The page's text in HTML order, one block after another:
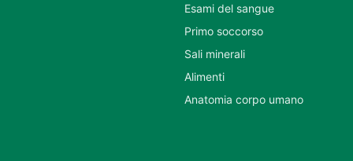
Esami del sangue
Primo soccorso
Sali minerali
Alimenti
Anatomia corpo umano